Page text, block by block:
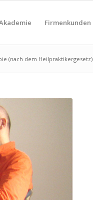
Firmenkunden
(nach dem Heilpraktikergesetz)